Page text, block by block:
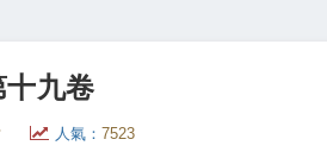
九卷
人氣： 7523